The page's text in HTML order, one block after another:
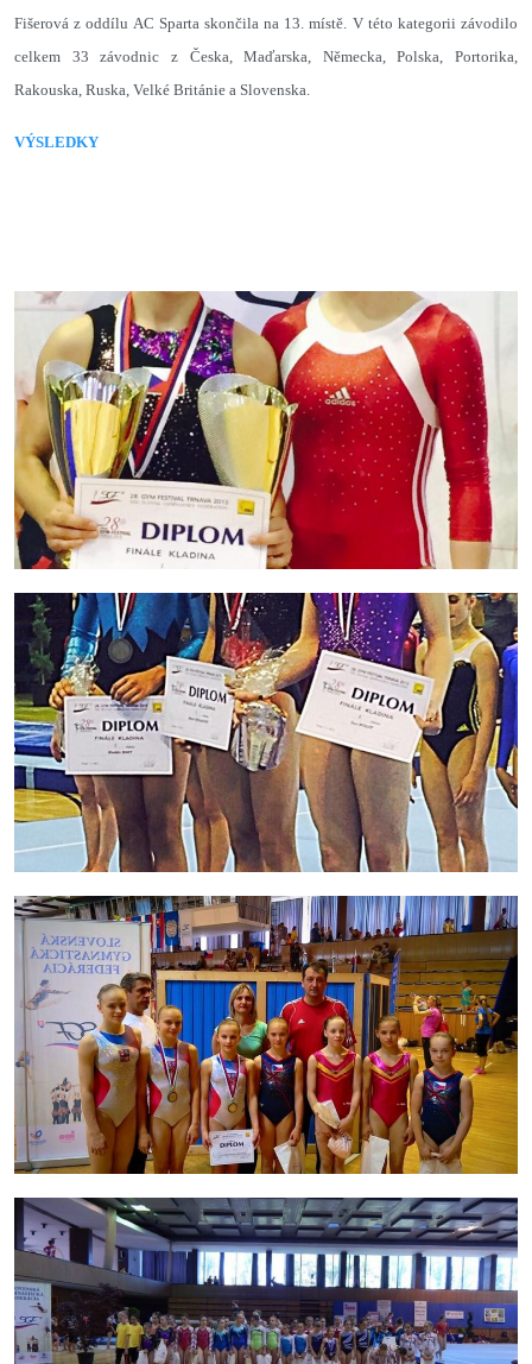
Fišerová z oddílu AC Sparta skončila na 13. místě. V této kategorii závodilo
celkem 33 závodnic z Česka, Maďarska, Německa, Polska, Portorika,
Rakouska, Ruska, Velké Británie a Slovenska.
VÝSLEDKY